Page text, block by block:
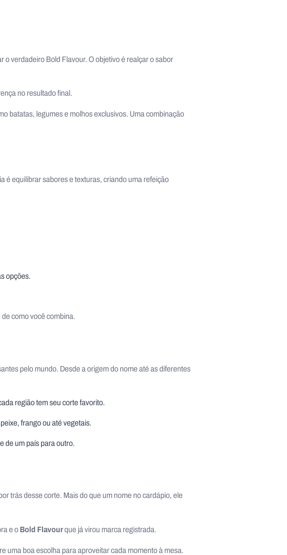
verdadeiro Bold Flavour. O objetivo é realçar o sabor
no resultado final.
batatas, legumes e molhos exclusivos. Uma combinação
é equilibrar sabores e texturas, criando uma refeição
opções.
como você combina.
pelo mundo. Desde a origem do nome até as diferentes
região tem seu corte favorito.
frango ou até vegetais.
de um país para outro.
trás desse corte. Mais do que um nome no cardápio, ele
e oBold Flavourque já virou marca registrada.
uma boa escolha para aproveitar cada momento à mesa.